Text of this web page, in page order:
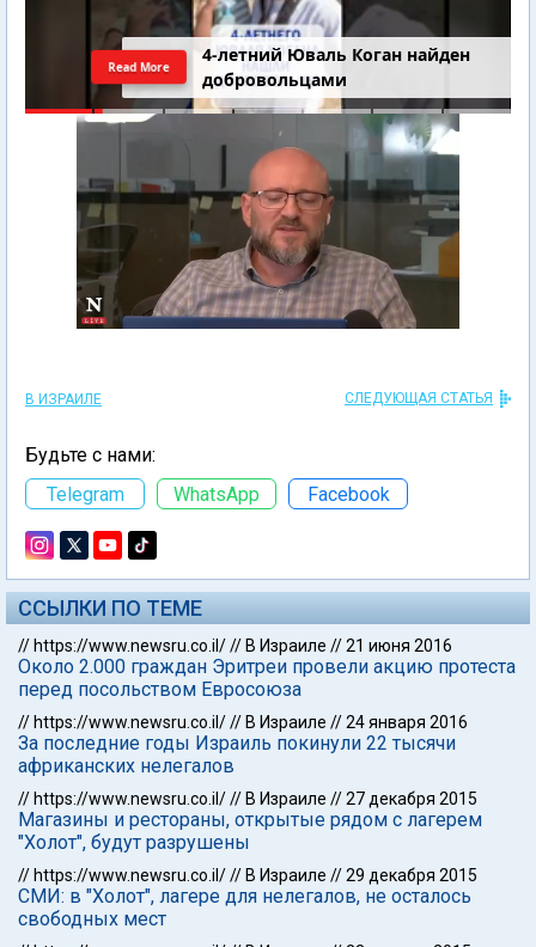
4-летний Юваль Коган найден
добровольцами
Read More
В ИЗРАИЛЕ СЛЕДУЮЩАЯ СТАТЬЯ
Будьте с нами:
Telegram
WhatsApp Facebook
ССЫЛКИ ПО ТЕМЕ
// https://www.newsru.co.il/// В Израиле //21 июня 2016
Около 2.000 граждан Эритреи провели акцию протеста
перед посольством Евросоюза
// https://www.newsru.co.il/// В Израиле //24 января 2016
За последние годы Израиль покинули 22 тысячи
африканских нелегалов
// https://www.newsru.co.il/// В Израиле //27 декабря 2015
Магазины и рестораны, открытые рядом с лагерем
"Холот", будут разрушены
// https://www.newsru.co.il/// В Израиле //29 декабря 2015
СМИ: в "Холот", лагере для нелегалов, не осталось
свободных мест